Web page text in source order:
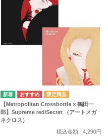
【Metropolitan Crossbottle × 鶴田一
郎】Supreme red/Secret （アートメガ
ネクロス）
税込金額
4,290円